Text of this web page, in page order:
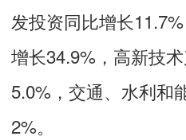
发投资同比增长
增长34.9%，高新技
5.0%，交通、水利和
2%。